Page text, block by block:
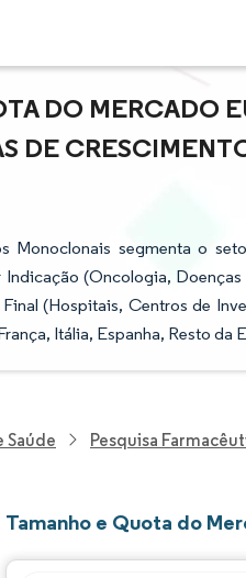
DO MERCADO
DE
Monoclonais segmenta o
(Oncologia,
(Hospitais, Centros de
Itália, Espanha, Resto da
Saúde Pesquisa
Tamanho e Quota do